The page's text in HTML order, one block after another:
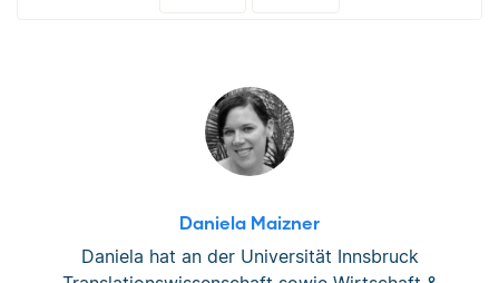
Daniela Maizner
Daniela hat an der Universität Innsbruck